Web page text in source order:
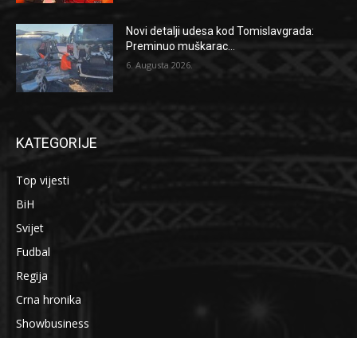
Novi detalji udesa kod Tomislavgrada:
Preminuo muškarac...
6. Augusta 2026.
KATEGORIJE
Top vijesti
BiH
Svijet
Fudbal
Regija
Crna hronika
Showbusiness